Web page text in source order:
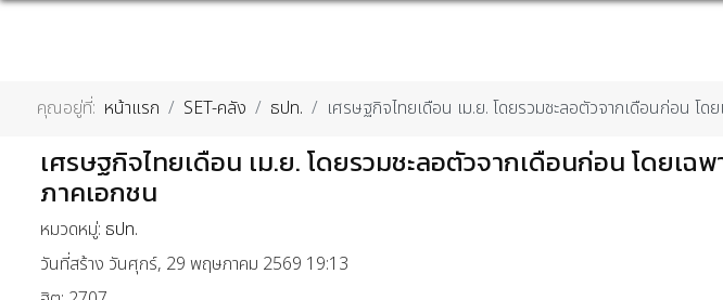
คุณอยู่ที่: หน้าแรก SET-คลัง ธปท. เศรษฐกิจไทยเดือน เม.ย. โดยรวมชะลอตัวจากเดือนก่อน โด
เศรษฐกิจไทยเดือน เม.ย. โดยรวมชะลอตัวจากเดือนก่อน โดยเฉ
ภาคเอกชน
หมวดหมู่: ธปท.
วันที่สร้าง วันศุกร์, 29 พฤษภาคม 2569 19:13